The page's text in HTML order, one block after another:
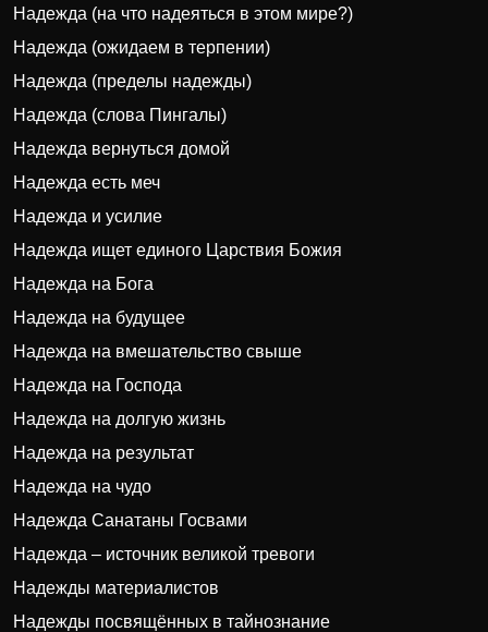
Надежда (на что надеяться в этом мире?)
Надежда (ожидаем в терпении)
Надежда (пределы надежды)
Надежда (слова Пингалы)
Надежда вернуться домой
Надежда есть меч
Надежда и усилие
Надежда ищет единого Царствия Божия
Надежда на Бога
Надежда на будущее
Надежда на вмешательство свыше
Надежда на Господа
Надежда на долгую жизнь
Надежда на результат
Надежда на чудо
Надежда Санатаны Госвами
Надежда – источник великой тревоги
Надежды материалистов
Надежды посвящённых в тайнознание